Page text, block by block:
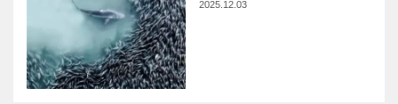
2025.12.03